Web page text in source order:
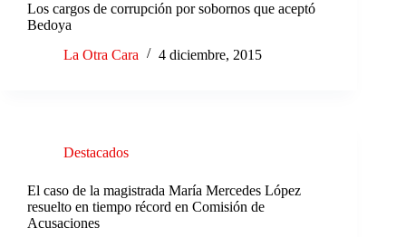
Los cargos de corrupción por sobornos que aceptó
Bedoya
La Otra Cara
4 diciembre, 2015
Destacados
El caso de la magistrada María Mercedes López
resuelto en tiempo récord en Comisión de
Acusaciones